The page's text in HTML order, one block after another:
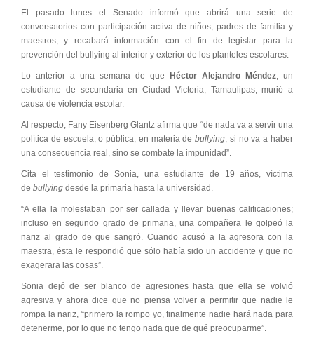
El pasado lunes el Senado informó que abrirá una serie de
conversatorios con participación activa de niños, padres de familia y
maestros, y recabará información con el fin de legislar para la
prevención del bullying al interior y exterior de los planteles escolares.
Lo anterior a una semana de que Héctor Alejandro Méndez , un
estudiante de secundaria en Ciudad Victoria, Tamaulipas, murió a
causa de violencia escolar.
Al respecto, Fany Eisenberg Glantz afirma que “de nada va a servir una
política de escuela, o pública, en materia debullying , si no va a haber
una consecuencia real, sino se combate la impunidad”.
Cita el testimonio de Sonia, una estudiante de 19 años, víctima
de bullying desde la primaria hasta la universidad.
“A ella la molestaban por ser callada y llevar buenas calificaciones;
incluso en segundo grado de primaria, una compañera le golpeó la
nariz al grado de que sangró. Cuando acusó a la agresora con la
maestra, ésta le respondió que sólo había sido un accidente y que no
exagerara las cosas”.
Sonia dejó de ser blanco de agresiones hasta que ella se volvió
agresiva y ahora dice que no piensa volver a permitir que nadie le
rompa la nariz, “primero la rompo yo, finalmente nadie hará nada para
detenerme, por lo que no tengo nada que de qué preocuparme”.